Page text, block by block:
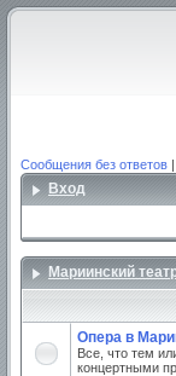
Сообщения без ответов |
Вход
Мариинский
Опера в
Все, что тем
концертными